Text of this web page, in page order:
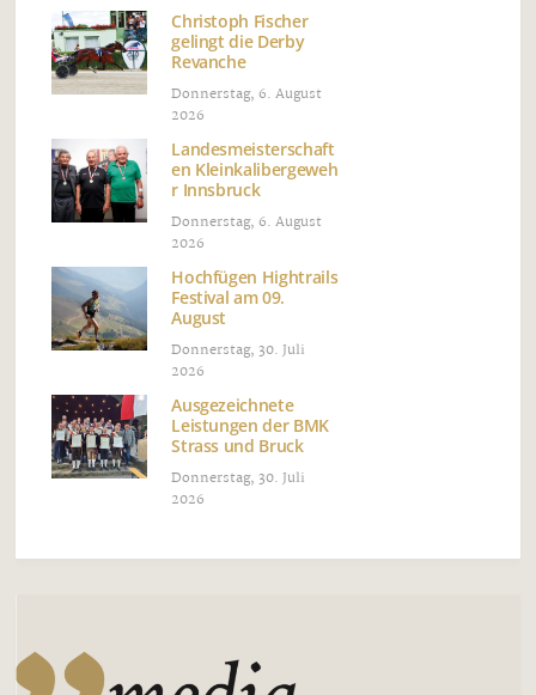
Christoph Fischer
gelingt die Derby
Revanche
Donnerstag, 6. August
2026
Landesmeisterschaft
en Kleinkalibergeweh
r Innsbruck
Donnerstag, 6. August
2026
Hochfügen Hightrails
Festival am 09.
August
Donnerstag, 30. Juli
2026
Ausgezeichnete
Leistungen der BMK
Strass und Bruck
Donnerstag, 30. Juli
2026